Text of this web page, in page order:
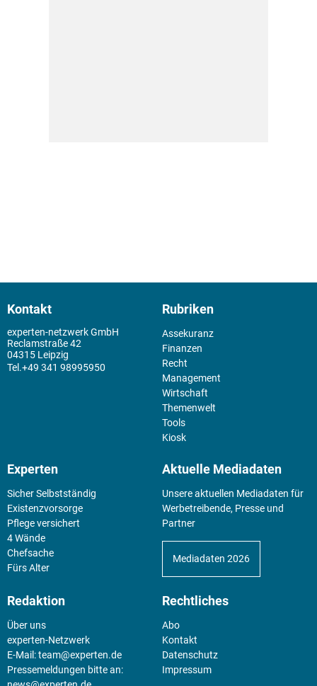
Kontakt
experten-netzwerk GmbH
Reclamstraße 42
04315 Leipzig
+49 341 98995950
Rubriken
Assekuranz
Finanzen
Recht
Management
Wirtschaft
Themenwelt
Tools
Kiosk
Experten
Sicher Selbstständig
Existenz­vorsorge
Pflege versichert
4 Wände
Chefsache
Fürs Alter
Aktuelle Mediadaten
Unsere aktuellen Mediadaten für
Werbetreibende, Presse und
Partner
Mediadaten 2026
Redaktion
Über uns
experten-Netzwerk
E-Mail:team@experten.de
Pressemeldungen bitte an:
Rechtliches
Abo
Kontakt
Datenschutz
Impressum